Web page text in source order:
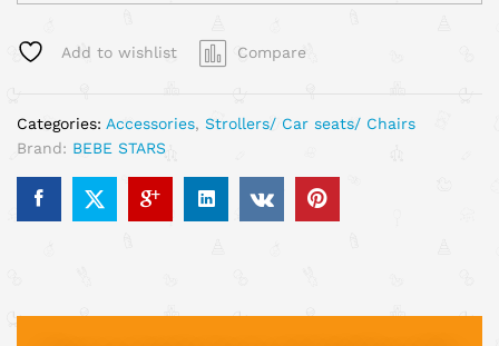
Add to wishlist Compare
Categories: Accessories, Strollers/ Car seats/ Chairs
Brand: BEBE STARS